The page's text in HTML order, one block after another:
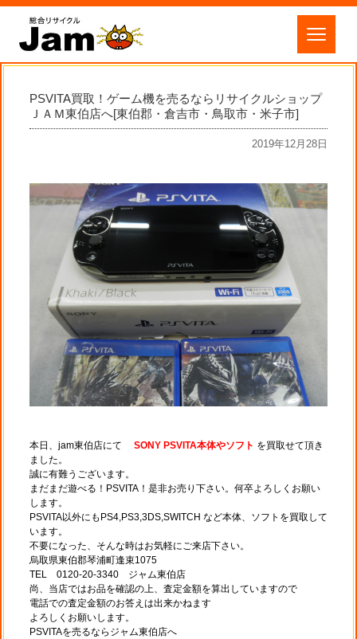
PSVITA買取！ゲーム機を売るならリサイクルショップ
ＪＡＭ東伯店へ[東伯郡・倉吉市・鳥取市・米子市]
2019年12月28日
本日、jam東伯店にて SONY PSVITA本体やソフト を買取せて頂き
ました。
誠に有難うございます。
まだまだ遊べる！PSVITA！是非お売り下さい。何卒よろしくお願い
します。
PSVITA以外にもPS4,PS3,3DS,SWITCH など本体、ソフトを買取して
います。
不要になった、そんな時はお気軽にご来店下さい。
烏取県東伯郡琴浦町逢束1075
TEL 0120-20-3340 ジャム東伯店
尚、当店ではお品を確認の上、査定金額を算出していますので
電話での査定金額のお答えは出来かねます
よろしくお願いします。
PSVITAを売るならジャム東伯店へ